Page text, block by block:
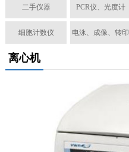
二手仪器 PCR仪、光度计
细胞计数仪 电泳、成像、转印
离心机